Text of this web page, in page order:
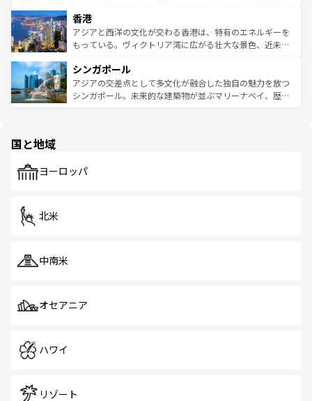
とつ。フォーやバインミー、ベトナムコーヒーなどは、ぜ
ひ現地で味わいたい。どの地域を訪れてもあたたかい人々
が旅行者を迎えてくれるので、きっと忘れられない旅にな
参照してほしい。
の活気が交差している。北部ではチェンマイなどの山岳地
帯で自然と触れ合い、南部ではプーケットやクラビの美し
いビーチでリゾート気分を楽しむことができる。タイ料理
激する。気候は一年中温暖で、どの季節にも異なる楽しみ
が待っている。親しみやすいタイの人々、仏教を中心とし
た文化、そして多様な観光資源が、訪れる旅人を魅了し続
香港
アジアと西洋の文化が交わる香港は、特有のエネルギーを
もっている。ヴィクトリア湾に広がる壮大な景色、近未来
み、どこを訪れても感動するはず。観光スポットが密集し
ており、効率よく見どころを回れるのも魅力。息をのむよ
うな絶景から文化的な体験まで、香港を存分に楽しみ尽く
シンガポール
アジアの交差点として多文化が融合した独自の魅力を放つ
シンガポール。未来的な建築物が並ぶマリーナベイ、歴史
で、ホーカーズは地元の風情を楽しめる外せないスポット
国と地域
ヨーロッパ
北米
中南米
オセアニア
ハワイ
リゾート